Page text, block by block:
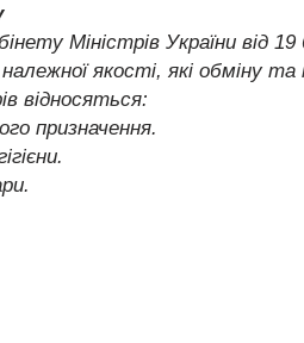
Міністрів України від
якості, які обміну та
відносяться:
призначення.